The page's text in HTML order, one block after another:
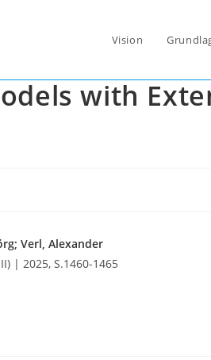
Vision
with
Verl, Alexander
| 2025, S.1460-1465